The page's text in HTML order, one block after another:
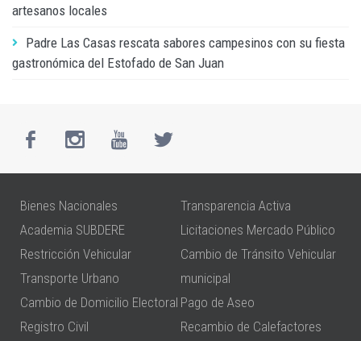
artesanos locales
Padre Las Casas rescata sabores campesinos con su fiesta
gastronómica del Estofado de San Juan
Bienes Nacionales
Academia SUBDERE
Restricción Vehicular
Transporte Urbano
Cambio de Domicilio Electoral
Registro Civil
Transparencia Activa
Licitaciones Mercado Público
Cambio de Tránsito Vehicular
municipal
Pago de Aseo
Recambio de Calefactores